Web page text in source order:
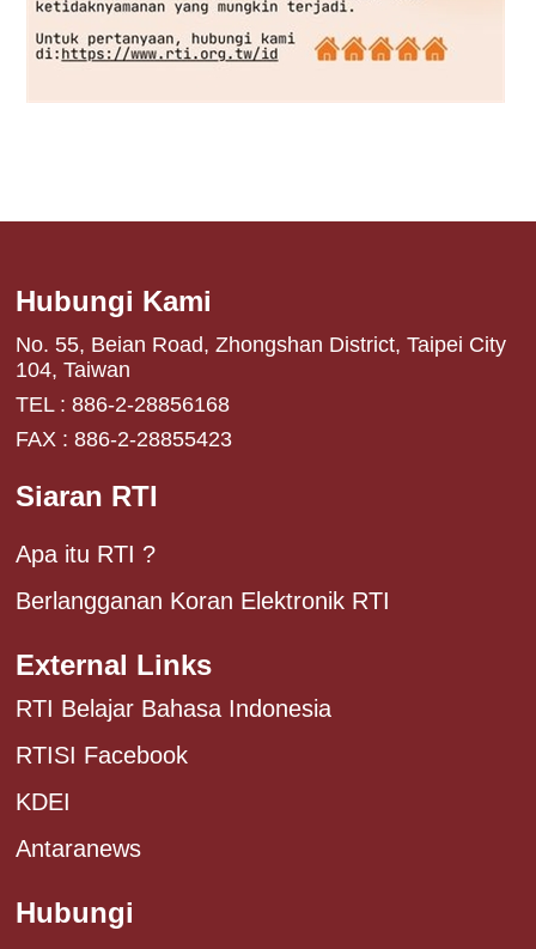
Hubungi Kami
No. 55, Beian Road, Zhongshan District, Taipei City
104, Taiwan
TEL : 886-2-28856168
FAX : 886-2-28855423
Siaran RTI
Apa itu RTI ?
Berlangganan Koran Elektronik RTI
External Links
RTI Belajar Bahasa Indonesia
RTISI Facebook
KDEI
Antaranews
Hubungi